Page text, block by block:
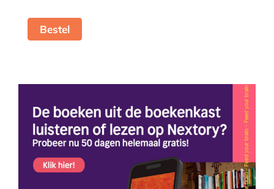
Bestel